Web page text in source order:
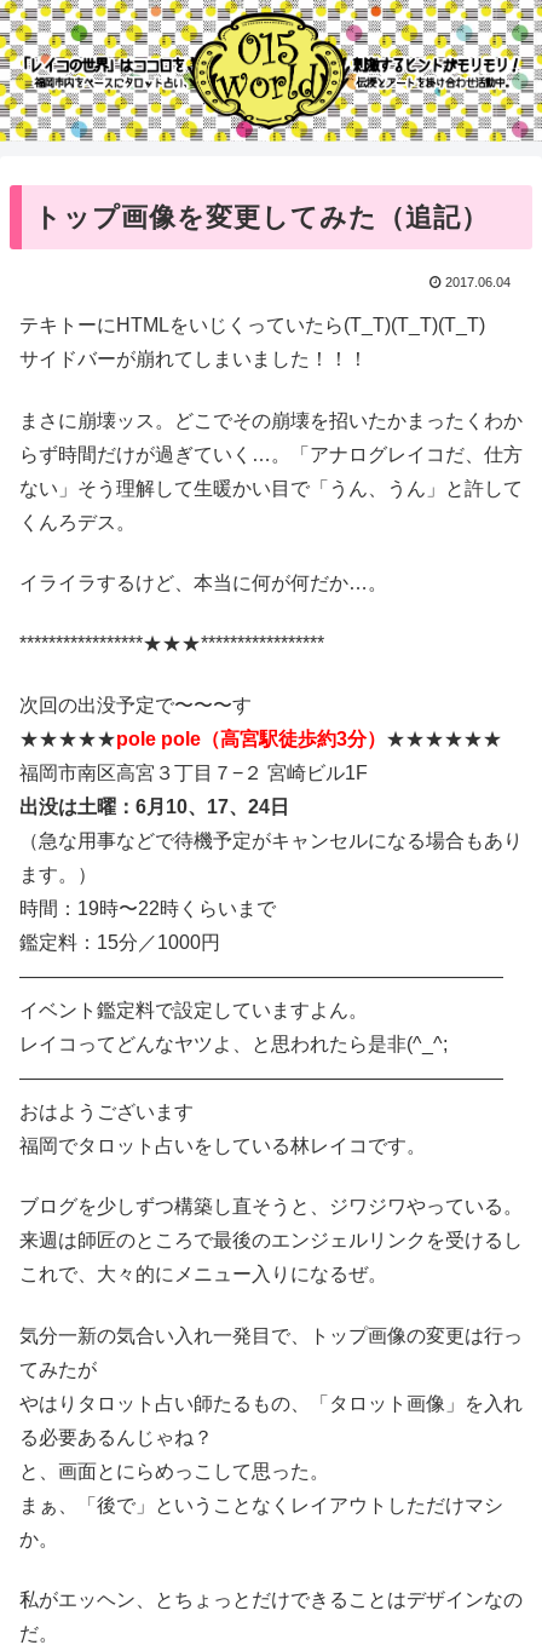
トップ画像を変更してみた（追記）
2017.06.04
テキトーにHTMLをいじくっていたら(T_T)(T_T)(T_T)
サイドバーが崩れてしまいました！！！
まさに崩壊ッス。どこでその崩壊を招いたかまったくわか
らず時間だけが過ぎていく…。「アナログレイコだ、仕方
ない」そう理解して生暖かい目で「うん、うん」と許して
くんろデス。
イライラするけど、本当に何が何だか…。
*****************★★★*****************
次回の出没予定で〜〜〜す
★★★★★pole pole（高宮駅徒歩約3分） ★★★★★★
福岡市南区高宮３丁目７−２ 宮崎ビル1F
出没は土曜： 6月10、17、 24日
（急な用事などで待機予定がキャンセルになる場合もあり
ます。）
時間：19時〜22時くらいまで
鑑定料：15分／1000円
―――――――――――――――――――――――――
イベント鑑定料で設定していますよん。
レイコってどんなヤツよ、と思われたら是非(^_^;
―――――――――――――――――――――――――
おはようございます
福岡でタロット占いをしている林レイコです。
ブログを少しずつ構築し直そうと、ジワジワやっている。
来週は師匠のところで最後のエンジェルリンクを受けるし
これで、大々的にメニュー入りになるぜ。
気分一新の気合い入れ一発目で、トップ画像の変更は行っ
てみたが
やはりタロット占い師たるもの、「タロット画像」を入れ
る必要あるんじゃね？
と、画面とにらめっこして思った。
まぁ、「後で」ということなくレイアウトしただけマシ
か。
私がエッヘン、とちょっとだけできることはデザインなの
だ。